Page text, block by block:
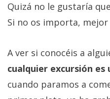
Quizá no le gustaría
Si no os importa,
A ver si conocéis a
cualquier excursión
cuando paramos a